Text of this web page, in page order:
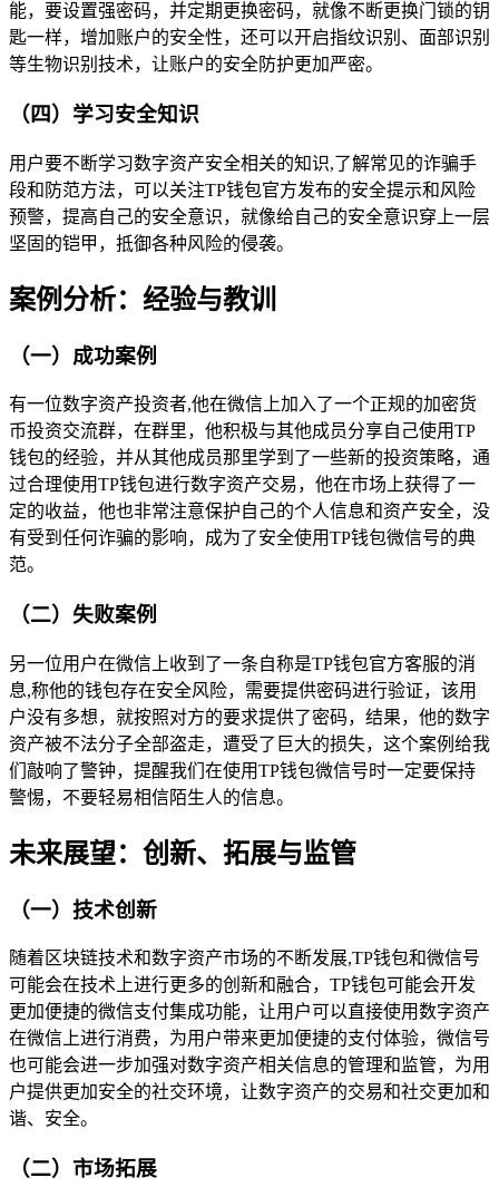
能，要设置强密码，并定期更换密码，就像不断更换门锁的钥
匙一样，增加账户的安全性，还可以开启指纹识别、面部识别
等生物识别技术，让账户的安全防护更加严密。
（四）学习安全知识
用户要不断学习数字资产安全相关的知识,了解常见的诈骗手
段和防范方法，可以关注TP钱包官方发布的安全提示和风险
预警，提高自己的安全意识，就像给自己的安全意识穿上一层
坚固的铠甲，抵御各种风险的侵袭。
案例分析：经验与教训
（一）成功案例
有一位数字资产投资者,他在微信上加入了一个正规的加密货
币投资交流群，在群里，他积极与其他成员分享自己使用TP
钱包的经验，并从其他成员那里学到了一些新的投资策略，通
过合理使用TP钱包进行数字资产交易，他在市场上获得了一
定的收益，他也非常注意保护自己的个人信息和资产安全，没
有受到任何诈骗的影响，成为了安全使用TP钱包微信号的典
范。
（二）失败案例
另一位用户在微信上收到了一条自称是TP钱包官方客服的消
息,称他的钱包存在安全风险，需要提供密码进行验证，该用
户没有多想，就按照对方的要求提供了密码，结果，他的数字
资产被不法分子全部盗走，遭受了巨大的损失，这个案例给我
们敲响了警钟，提醒我们在使用TP钱包微信号时一定要保持
警惕，不要轻易相信陌生人的信息。
未来展望：创新、拓展与监管
（一）技术创新
随着区块链技术和数字资产市场的不断发展,TP钱包和微信号
可能会在技术上进行更多的创新和融合，TP钱包可能会开发
更加便捷的微信支付集成功能，让用户可以直接使用数字资产
在微信上进行消费，为用户带来更加便捷的支付体验，微信号
也可能会进一步加强对数字资产相关信息的管理和监管，为用
户提供更加安全的社交环境，让数字资产的交易和社交更加和
谐、安全。
（二）市场拓展